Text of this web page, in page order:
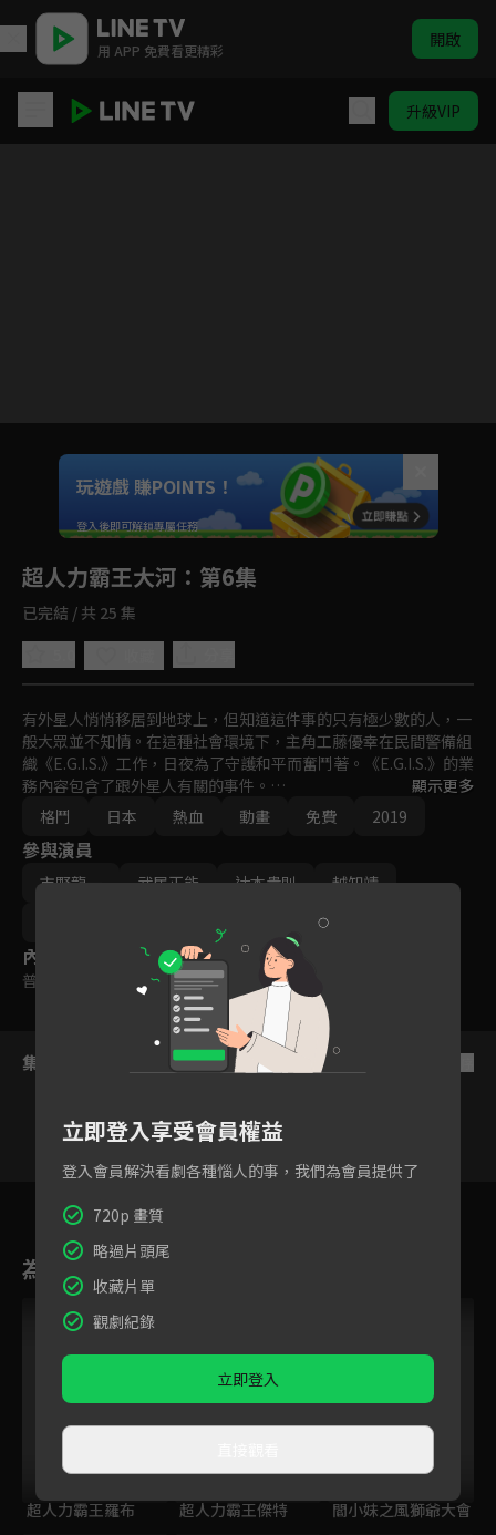
用 APP 免費看更精彩 開啟
升級VIP
Unmute
如有不便請見諒
玩遊戲 賺POINTS！
登入後即可解鎖專屬任務
超人力霸王大河 ：第6集
已完結 / 共 25 集
有外星人悄悄移居到地球上，但知道這件事的只有極少數的人，一
般大眾並不知情。在這種社會環境下，主角工藤優幸在民間警備組
織《E.G.I.S.》工作，日夜為了守護和平而奮鬥著。《E.G.I.S.》的業
務內容包含了跟外星人有關的事件。
在優幸身上，有個連他自己也不知道的天大秘密。那就是超人力霸
王大河的光之粒子寄宿在他的體內。當大河從優幸的體內覺醒時，
新的故事即將開始！
顯示更多
格鬥
日本 熱血 動畫 免費 2019
參與演員
市野龍一 武居正能 辻本貴則
越知靖
內容標籤
普遍級
集數列表
為您推薦
超人力霸王羅布 超人力霸王傑特 閻小妹之風獅爺大會
立即登入享受會員權益
登入會員解決看劇各種惱人的事，我們為會員提供了
720p 畫質
略過片頭尾
收藏片單
觀劇紀錄
立即登入